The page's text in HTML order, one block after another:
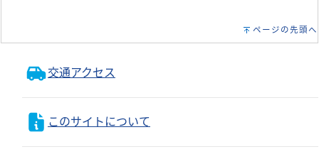
ページの先頭へ
交通アクセス
このサイトについて